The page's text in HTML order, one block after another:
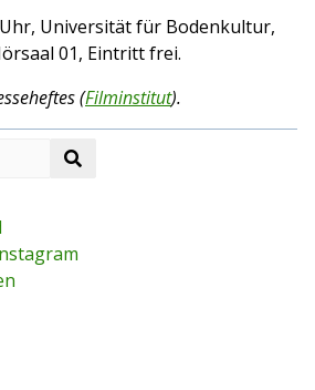
Uhr, Universität für Bodenkultur,
01, Eintritt frei.
(Filminstitut).